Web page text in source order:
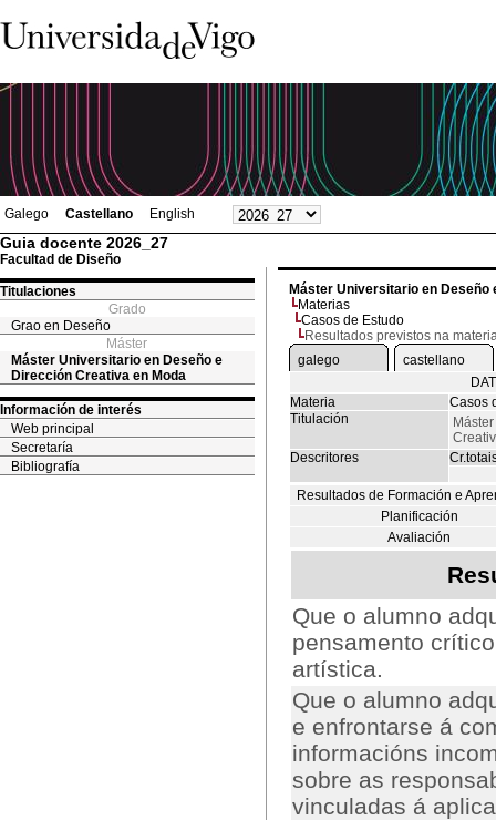
Galego Castellano English
Guia docente 2026_27
Facultad de Diseño
Titulaciones
Grado
Grao en Deseño
Máster
Máster Universitario en Deseño e
Dirección Creativa en Moda
Información de interés
Web principal
Secretaría
Bibliografía
Máster Universitario en Deseño
Materias
Casos de Estudo
Resultados previstos na
galego
castellano
Materia
Casos
Titulación
Descritores
Resultados de Formación e
Planificación
Avaliación
Que o alumno
pensamento
artística.
Que o alumno
e enfrontarse á
informacións
sobre as
vinculadas á